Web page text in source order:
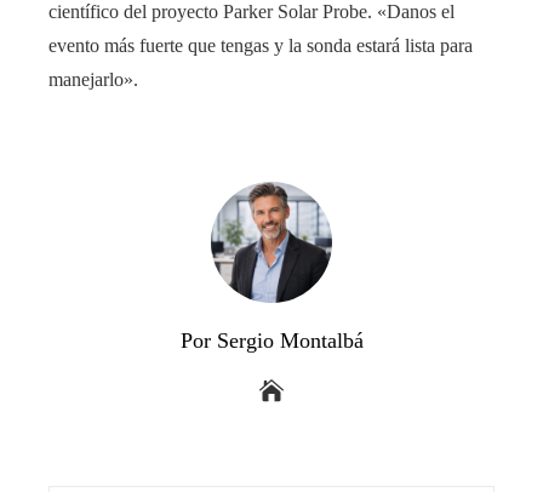
científico del proyecto Parker Solar Probe. «Danos el
evento más fuerte que tengas y la sonda estará lista para
manejarlo».
Por Sergio Montalbá